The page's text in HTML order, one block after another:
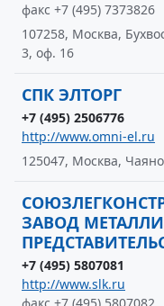
факс +7 (495) 7373826
107258, Москва,
3, оф. 16
СПК ЭЛТОРГ
+7 (495) 2506776
http://www.omni-el.ru
125047, Москва,
ЗАВОД
+7 (495) 5807081
http://www.slk.ru